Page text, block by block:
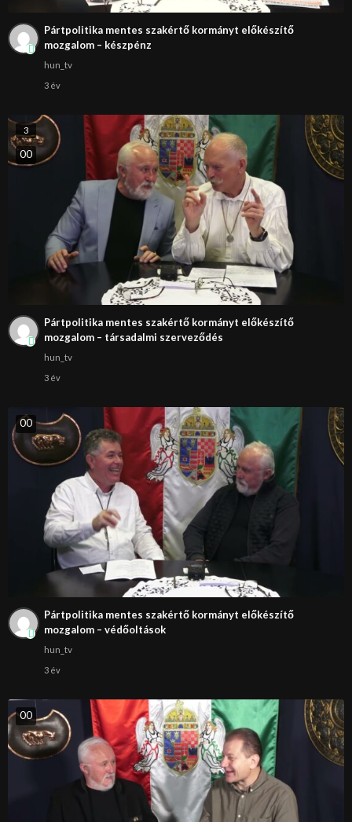
Pártpolitika mentes szakértő kormányt előkészítő
mozgalom – készpénz
hun_tv
3 év
3
00
Pártpolitika mentes szakértő kormányt előkészítő
mozgalom – társadalmi szerveződés
hun_tv
3 év
00
Pártpolitika mentes szakértő kormányt előkészítő
mozgalom – védőoltások
hun_tv
3 év
00